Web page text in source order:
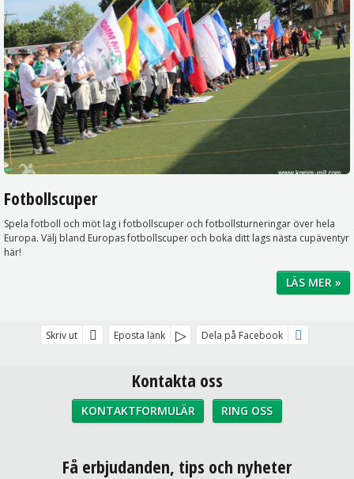
Fotbollscuper
Spela fotboll och möt lag i fotbollscuper och fotbollsturneringar över hela
Europa. Välj bland Europas fotbollscuper och boka ditt lags nästa cupäventyr
här!
LÄS MER »
Skriv ut Eposta länk Dela på Facebook
Kontakta oss
KONTAKTFORMULÄR RING OSS
Sociala medier
Få erbjudanden, tips och nyheter